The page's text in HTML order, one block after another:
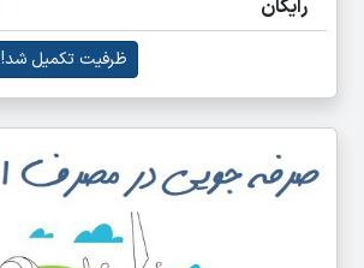
رایگان
ظرفیت تکمیل شد!